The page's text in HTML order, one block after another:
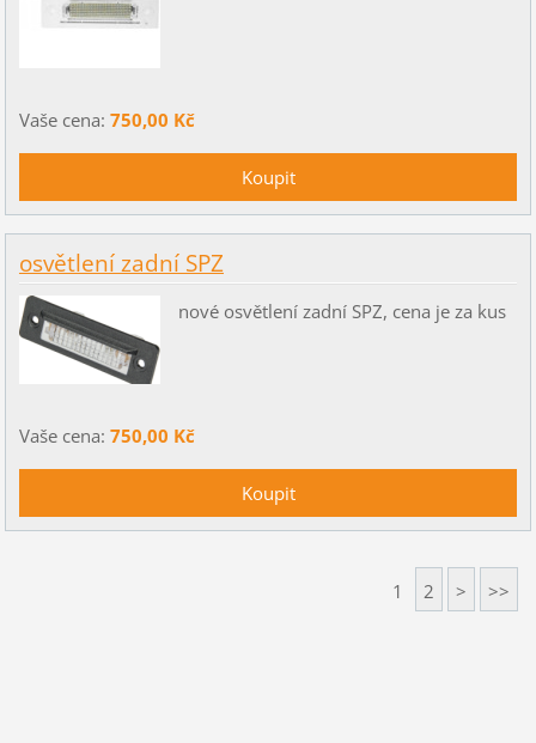
Vaše cena: 750,00 Kč
osvětlení zadní SPZ
nové osvětlení zadní SPZ, cena je za kus
Vaše cena: 750,00 Kč
1 2 > >>